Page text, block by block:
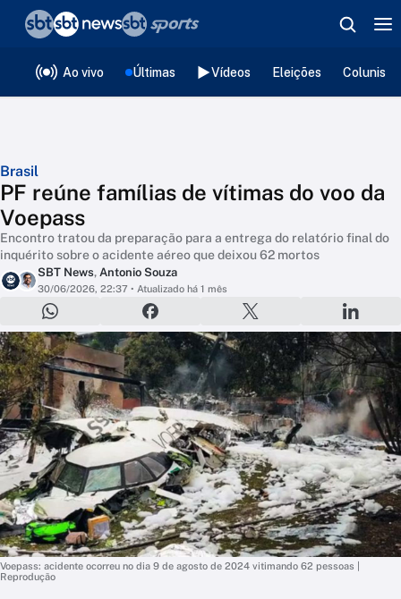
Ao vivo Últimas Vídeos Eleições
Brasil
PF reúne famílias de vítimas do voo da
Voepass
Encontro tratou da preparação para a entrega do relatório final do
inquérito sobre o acidente aéreo que deixou 62 mortos
SBT News, Antonio Souza
30/06/2026, 22:37 • Atualizado há 1 mês
Voepass: acidente ocorreu no dia 9 de agosto de 2024 vitimando 62 pessoas |
Reprodução
❮voltar
Editorias